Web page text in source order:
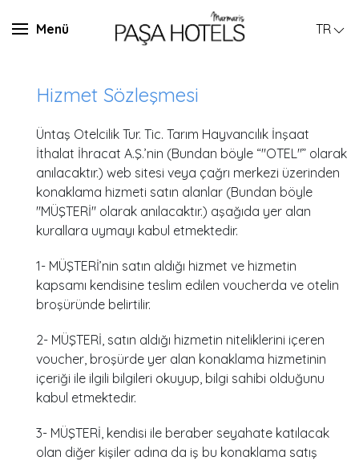
Menü TR
Hizmet Sözleşmesi
Üntaş Otelcilik Tur. Tic. Tarım Hayvancılık İnşaat
İthalat İhracat A.Ş.’nin (Bundan böyle “"OTEL"” olarak
anılacaktır.) web sitesi veya çağrı merkezi üzerinden
konaklama hizmeti satın alanlar (Bundan böyle
"MÜŞTERİ" olarak anılacaktır.) aşağıda yer alan
kurallara uymayı kabul etmektedir.
1- MÜŞTERİ’nin satın aldığı hizmet ve hizmetin
kapsamı kendisine teslim edilen voucherda ve otelin
broşüründe belirtilir.
2- MÜŞTERİ, satın aldığı hizmetin niteliklerini içeren
voucher, broşürde yer alan konaklama hizmetinin
içeriği ile ilgili bilgileri okuyup, bilgi sahibi olduğunu
kabul etmektedir.
3- MÜŞTERİ, kendisi ile beraber seyahate katılacak
olan diğer kişiler adına da iş bu konaklama satış